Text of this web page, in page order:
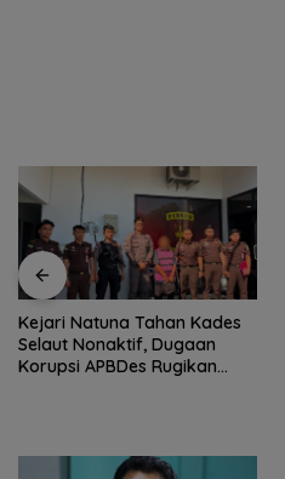
Tinggalkan Kenangan Indah
di Pulau Jemaja, Mahasiswa
KKN-PPM UGM Dilepas